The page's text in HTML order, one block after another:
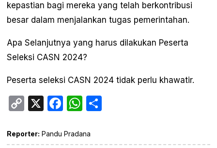
kepastian bagi mereka yang telah berkontribusi
besar dalam menjalankan tugas pemerintahan.
Apa Selanjutnya yang harus dilakukan Peserta
Seleksi CASN 2024?
Peserta seleksi CASN 2024 tidak perlu khawatir.
Copy
X Facebook
WhatsApp
Reporter: Pandu Pradana